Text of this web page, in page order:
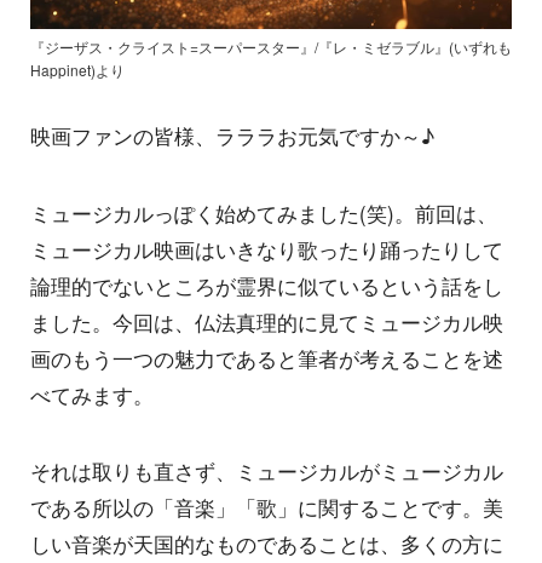
『ジーザス・クライスト=スーパースター』/『レ・ミゼラブル』(いずれも
Happinet)より
映画ファンの皆様、ラララお元気ですか～♪
ミュージカルっぽく始めてみました(笑)。前回は、
ミュージカル映画はいきなり歌ったり踊ったりして
論理的でないところが霊界に似ているという話をし
ました。今回は、仏法真理的に見てミュージカル映
画のもう一つの魅力であると筆者が考えることを述
べてみます。
それは取りも直さず、ミュージカルがミュージカル
である所以の「音楽」「歌」に関することです。美
しい音楽が天国的なものであることは、多くの方に